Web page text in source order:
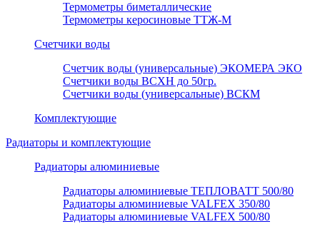
Термометры биметаллические
Термометры керосиновые ТТЖ-М
Счетчики воды
Счетчик воды (универсальные) ЭКОМЕРА ЭКО
Счетчики воды ВСХН до 50гр.
Счетчики воды (универсальные) ВСКМ
Комплектующие
Радиаторы и комплектующие
Радиаторы алюминиевые
Радиаторы алюминиевые ТЕПЛОВАТТ 500/80
Радиаторы алюминиевые VALFEX 350/80
Радиаторы алюминиевые VALFEX 500/80